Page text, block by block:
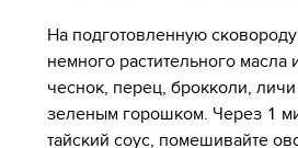
На подготовленную
немного растительного масла
чеснок, перец, брокколи,
зеленым горошком. Через 1
тайский соус, помешивайте